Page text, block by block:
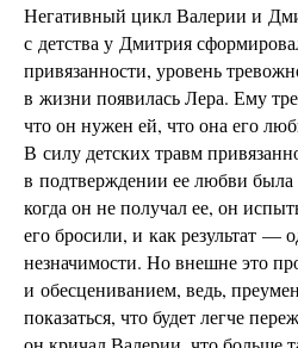
Негативный цикл Валерии и
с детства у Дмитрия
привязанности, уровень
в жизни появилась Лера. Ему
что он нужен ей, что она его
В силу детских травм
в подтверждении ее любви была
когда он не получал ее, он
его бросили, и как результат —
незначимости. Но внешне это
и обесцениванием, ведь,
показаться, что будет легче